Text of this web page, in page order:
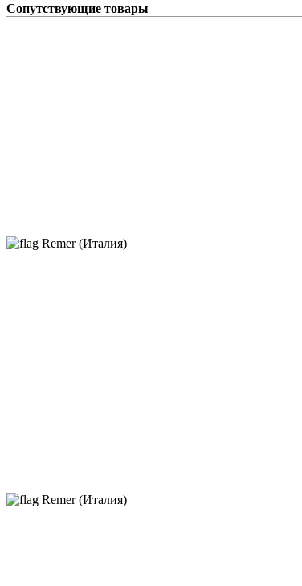
Сопутствующие товары
Remer (Италия)
Remer (Италия)